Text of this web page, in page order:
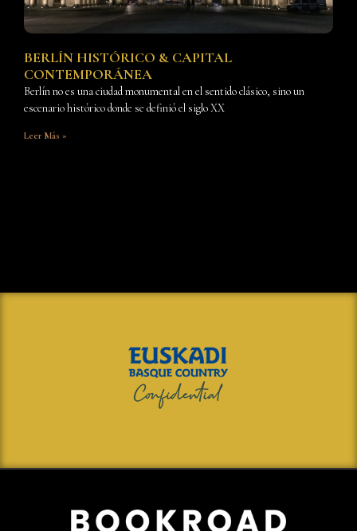
BERLÍN HISTÓRICO & CAPITAL
CONTEMPORÁNEA
Berlín no es una ciudad monumental en el sentido clásico, sino un
escenario histórico donde se definió el siglo XX
Leer Más »